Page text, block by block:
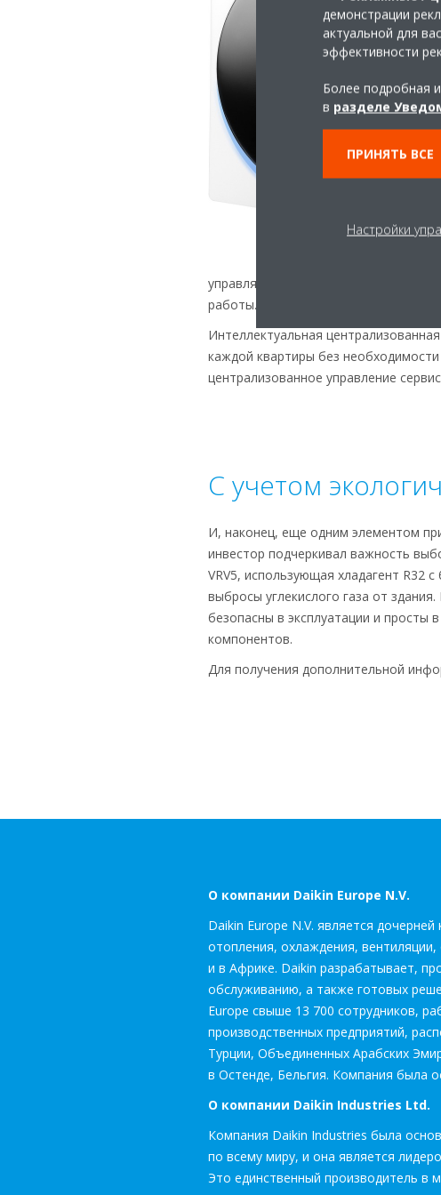
управлять микроклиматом в
работы.
Интеллектуальная
каждой квартиры без
централизованное управление
С учетом
И, наконец, еще одним элементом
инвестор подчеркивал важность
VRV5, использующая хладагент R32
выбросы углекислого газа от
безопасны в эксплуатации и просты
компонентов.
Для получения дополнительной
О компании Daikin Europe N.V.
Daikin Europe N.V. является
отопления, охлаждения,
и в Африке. Daikin разрабатывает,
обслуживанию, а также готовых
Europe свыше 13 700 сотрудников,
производственных предприятий,
Турции, Объединенных Арабских
в Остенде, Бельгия. Компания была
О компании Daikin Industries Ltd.
Компания Daikin Industries была
по всему миру, и она является
Это единственный производитель в
демонстрации
актуальной для
эффективности
Более подробная
в разделе
ПРИНЯТЬ ВСЕ
Настройки